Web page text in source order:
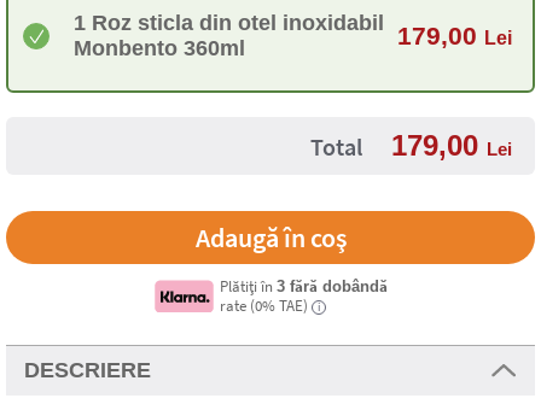
1 Roz sticla din otel inoxidabil
Monbento 360ml
179,00 Lei
Total 179,00 Lei
Plătiți în 3 fără dobândă
rate (0% TAE) i
DESCRIERE